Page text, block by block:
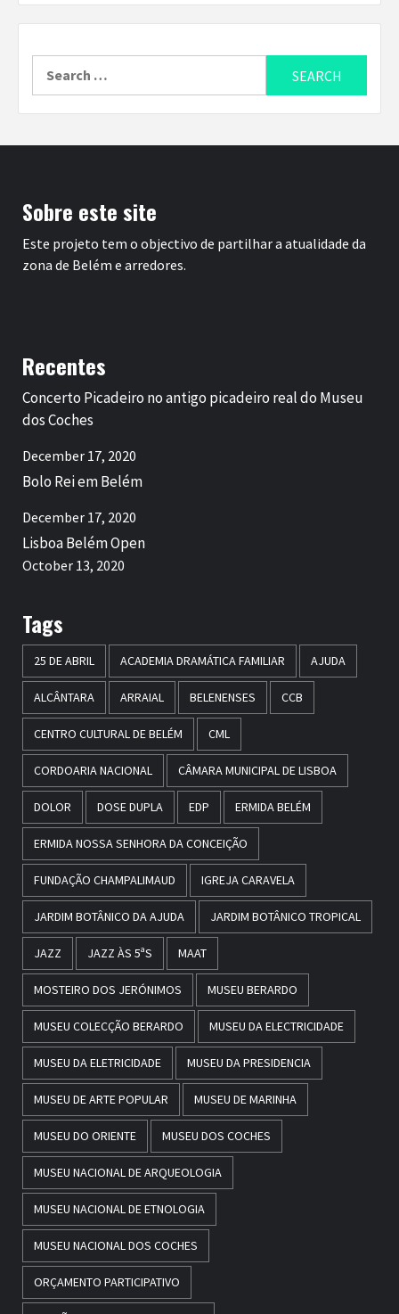
Sobre este site
Este projeto tem o objectivo de partilhar a atualidade da
zona de Belém e arredores.
Recentes
Concerto Picadeiro no antigo picadeiro real do Museu
dos Coches
December 17, 2020
Bolo Rei em Belém
December 17, 2020
Lisboa Belém Open
October 13, 2020
Tags
25 DE ABRIL ACADEMIA DRAMÁTICA FAMILIAR AJUDA
ALCÂNTARA ARRAIAL BELENENSES CCB
CENTRO CULTURAL DE BELÉM CML
CORDOARIA NACIONAL CÂMARA MUNICIPAL DE LISBOA
DOLOR DOSE DUPLA EDP ERMIDA BELÉM
ERMIDA NOSSA SENHORA DA CONCEIÇÃO
FUNDAÇÃO CHAMPALIMAUD IGREJA CARAVELA
JARDIM BOTÂNICO DA AJUDA JARDIM BOTÂNICO TROPICAL
JAZZ JAZZ ÀS 5ªS MAAT
MOSTEIRO DOS JERÓNIMOS MUSEU BERARDO
MUSEU COLECÇÃO BERARDO MUSEU DA ELECTRICIDADE
MUSEU DA ELETRICIDADE MUSEU DA PRESIDENCIA
MUSEU DE ARTE POPULAR MUSEU DE MARINHA
MUSEU DO ORIENTE MUSEU DOS COCHES
MUSEU NACIONAL DE ARQUEOLOGIA
MUSEU NACIONAL DE ETNOLOGIA
MUSEU NACIONAL DOS COCHES
ORÇAMENTO PARTICIPATIVO